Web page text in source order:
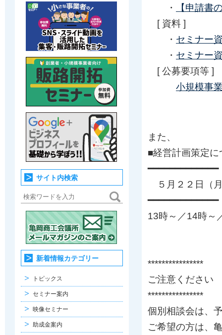
・
【申請書
[ 資料 ]
・ セミナー
・ セミナー
[ 公募要項等 ]
小規模事
また、
■経営計画策定
━━━━━━━━━━━━━
５月２２日（
━━━━━━━━━━━━━
13時～／14時～
****************
ご注意ください
****************
個別相談会は、
ご希望の方は、
サイト内検索
新着情報カテゴリー
トピックス
セミナー案内
映像セミナー
助成金案内